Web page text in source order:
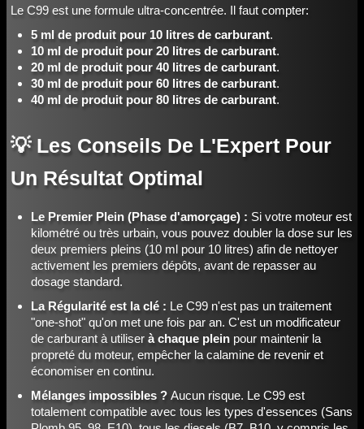
Le C99 est une formule ultra-concentrée. Il faut compter:
5 ml de produit pour 10 litres de carburant.
10 ml de produit pour 20 litres de carburant.
20 ml de produit pour 40 litres de carburant.
30 ml de produit pour 60 litres de carburant.
40 ml de produit pour 80 litres de carburant.
💡 Les Conseils De L'Expert Pour
Un Résultat Optimal
Le Premier Plein (Phase d'amorçage) : Si votre moteur est
kilométré ou très urbain, vous pouvez doubler la dose sur les
deux premiers pleins (10 ml pour 10 litres) afin de nettoyer
activement les premiers dépôts, avant de repasser au
dosage standard.
La Régularité est la clé : Le C99 n'est pas un traitement
"one-shot" qu'on met une fois par an. C'est un modificateur
de carburant à utiliser à chaque plein pour maintenir la
propreté du moteur, empêcher la calamine de revenir et
économiser en continu.
Mélanges impossibles ? Aucun risque. Le C99 est
totalement compatible avec tous les types d'essences (Sans